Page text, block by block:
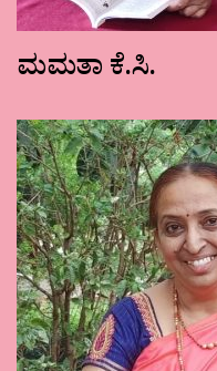
ಮಮತಾ ಕೆ.ಸಿ.